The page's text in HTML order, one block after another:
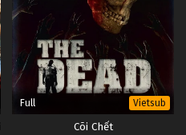
Full Vietsub
Cõi Chết